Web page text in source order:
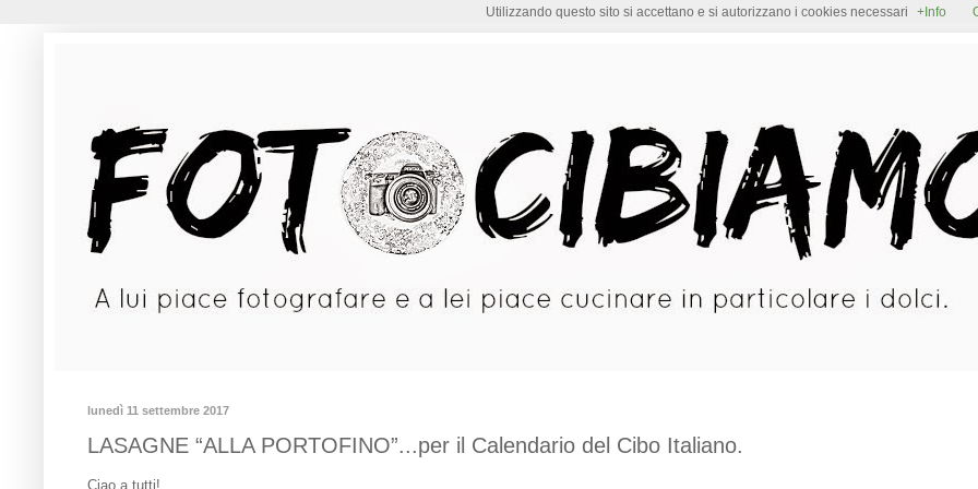
lunedì 11 settembre 2017
LASAGNE “ALLA PORTOFINO”...per il Calendario del Cibo Italiano.
Ciao a tutti!
Utilizzando questo sito si accettano e si autorizzano i cookies necessari +Info